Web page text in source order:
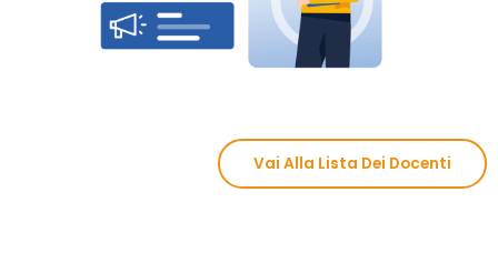
Vai Alla Lista Dei Docenti